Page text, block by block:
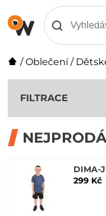
/Oblečení/
FILTRACE
DIMA-
299 Kč